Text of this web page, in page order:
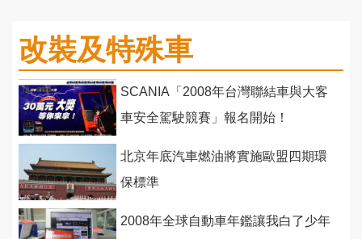
改裝及特殊車
SCANIA「2008年台灣聯結車與大客
車安全駕駛競賽」報名開始！
北京年底汽車燃油將實施歐盟四期環
保標準
2008年全球自動車年鑑讓我白了少年